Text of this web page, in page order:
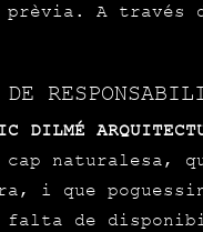
prèvia. A través
DILMÉ
naturalesa,
i que
falta de